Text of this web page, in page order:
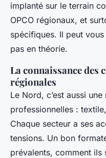
implanté sur le terrain
OPCO régionaux, et
spécifiques. Il peut
pas en théorie.
La connaissance des
régionales
Le Nord, c’est aussi
professionnelles :
Chaque secteur a ses
tensions. Un bon
prévalents, comment ils